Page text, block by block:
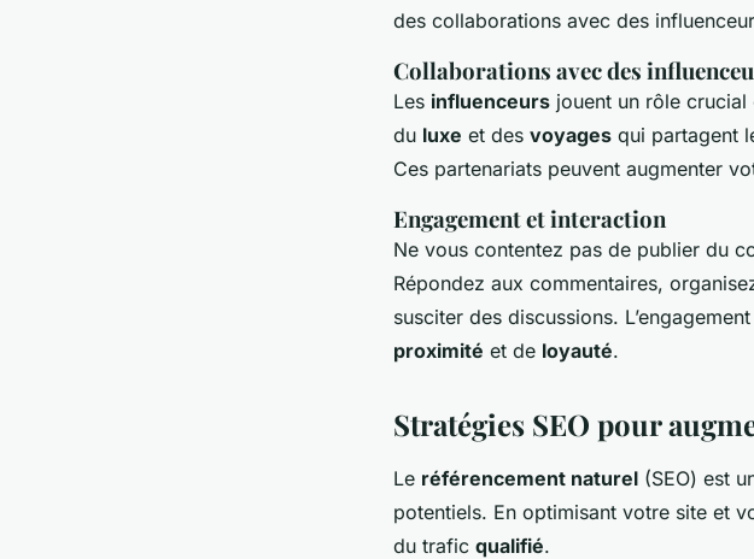
des collaborations avec des
Collaborations avec des
Les influenceurs jouent un rôle
du luxe et des voyages qui partagent
Ces partenariats peuvent augmenter
Engagement et interaction
Ne vous contentez pas de publier du
Répondez aux commentaires,
susciter des discussions.
proximité et de loyauté.
Stratégies SEO pour
Le référencement naturel (SEO) est
potentiels. En optimisant votre site et
du trafic qualifié.